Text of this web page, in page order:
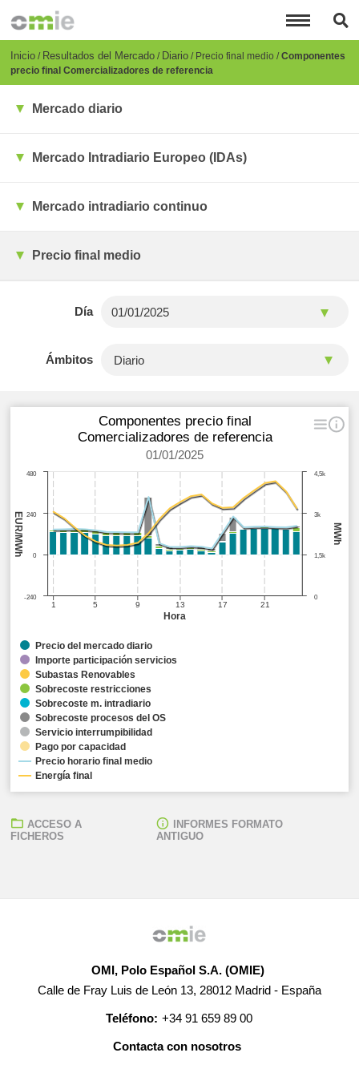
principal
Breadcrumb
Inicio Resultados del Mercado Diario Precio final medio Componentes
precio final Comercializadores de referencia
Mercado diario
Mercado Intradiario Europeo (IDAs)
Mercado intradiario continuo
Precio final medio
Día
Ámbitos
Hora
MWh
EUR/MWh
Componentes precio final
Comercializadores de referencia
01/01/2025
1 5 9 13 17 21
0
3k
1,5k
4,5k
0
480
-240
240
Precio del mercado diario
Importe participación servicios
Subastas Renovables
Sobrecoste restricciones
Sobrecoste m. intradiario
Sobrecoste procesos del OS
Servicio interrumpibilidad
Pago por capacidad
Precio horario final medio
Energía final
ACCESO A
FICHEROS
INFORMES FORMATO
ANTIGUO
OMI, Polo Español S.A. (OMIE)
Calle de Fray Luis de León 13, 28012 Madrid - España
Teléfono: +34 91 659 89 00
Contacta con nosotros